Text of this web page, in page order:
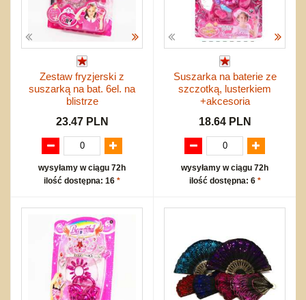
Zestaw fryzjerski z
suszarką na bat. 6el. na
blistrze
23.47 PLN
wysyłamy w ciągu 72h
ilość dostępna: 16 *
Suszarka na baterie ze
szczotką, lusterkiem
+akcesoria
18.64 PLN
wysyłamy w ciągu 72h
ilość dostępna: 6 *